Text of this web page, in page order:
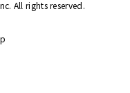
All rights reserved.